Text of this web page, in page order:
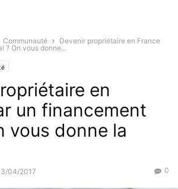
Communauté
Devenir propriétaire en France
? On vous donne...
en
un financement
vous donne la
04/2017 0